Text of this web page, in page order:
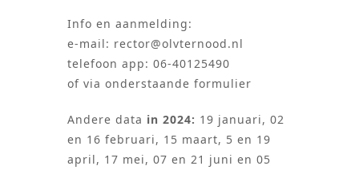
Info en aanmelding:
e-mail: rector@olvternood.nl
telefoon app: 06-40125490
of via onderstaande formulier
Andere data in 2024: 19 januari, 02
en 16 februari, 15 maart, 5 en 19
april, 17 mei, 07 en 21 juni en 05